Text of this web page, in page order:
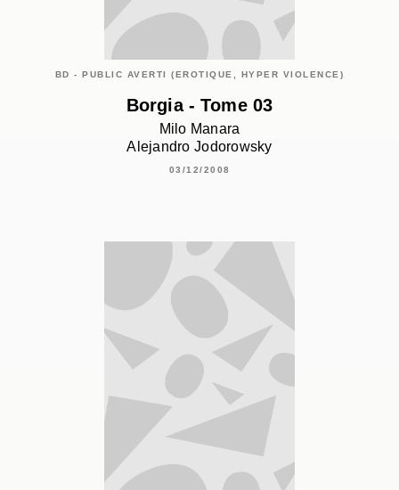
BD - PUBLIC AVERTI (EROTIQUE, HYPER VIOLENCE)
Borgia - Tome 03
Milo Manara
Alejandro Jodorowsky
03/12/2008